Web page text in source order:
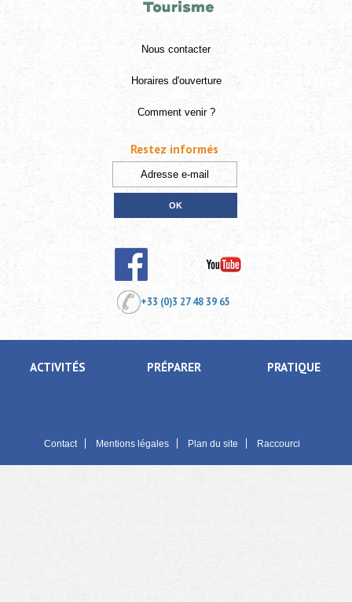
Nous contacter
Horaires d'ouverture
Comment venir ?
+33 (0)3 27 48 39 65
ACTIVITÉS PRÉPARER PRATIQUE
Contact Mentions légales Plan du site Raccourci
Restez informés